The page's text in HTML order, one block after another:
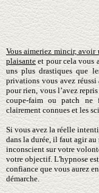
Vous aimeriez mincir,
plaisante et pour cela vous
uns plus drastiques que
privations vous avez
pour rien, vous l’avez
coupe-faim ou patch ne
clairement connues et les
Si vous avez la réelle
dans la durée, il faut agir
inconscient sur votre
votre objectif. L'hypnose
confiance que vous aurez
démarche.